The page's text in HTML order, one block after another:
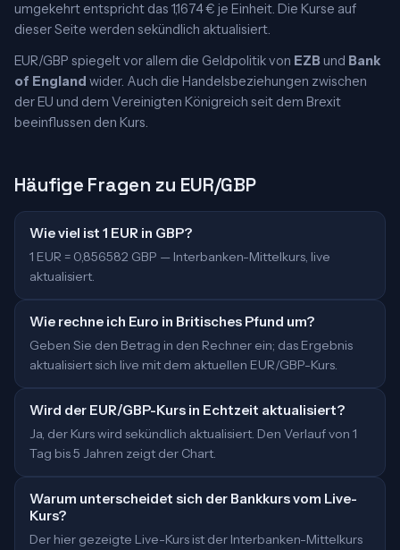
umgekehrt entspricht das 1,1674 € je Einheit. Die Kurse auf
dieser Seite werden sekündlich aktualisiert.
EUR/GBP spiegelt vor allem die Geldpolitik von EZBund Bank
of England wider. Auch die Handelsbeziehungen zwischen
der EU und dem Vereinigten Königreich seit dem Brexit
beeinflussen den Kurs.
Häufige Fragen zu EUR/GBP
Wie viel ist 1 EUR in GBP?
1 EUR = 0,856582 GBP — Interbanken-Mittelkurs, live
aktualisiert.
Wie rechne ich Euro in Britisches Pfund um?
Geben Sie den Betrag in den Rechner ein; das Ergebnis
aktualisiert sich live mit dem aktuellen EUR/GBP-Kurs.
Wird der EUR/GBP-Kurs in Echtzeit aktualisiert?
Ja, der Kurs wird sekündlich aktualisiert. Den Verlauf von 1
Tag bis 5 Jahren zeigt der Chart.
Warum unterscheidet sich der Bankkurs vom Live-
Kurs?
Der hier gezeigte Live-Kurs ist der Interbanken-Mittelkurs